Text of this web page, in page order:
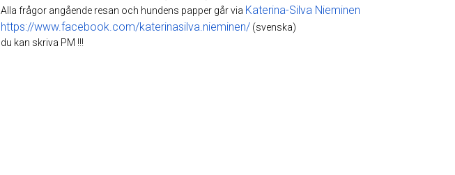
Alla frågor angående resan och hundens papper går via Katerina-Silva Nieminen
https://www.facebook.com/katerinasilva.nieminen/ (svenska)
du kan skriva PM !!!